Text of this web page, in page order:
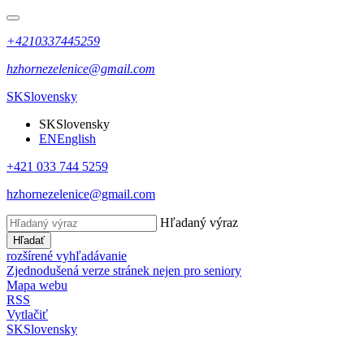
+4210337445259
hzhornezelenice@gmail.com
SKSlovensky
SKSlovensky
ENEnglish
+421 033 744 5259
hzhornezelenice@gmail.com
Hľadaný výraz
Hľadať
rozšírené vyhľadávanie
Zjednodušená verze stránek nejen pro seniory
Mapa webu
RSS
Vytlačiť
SKSlovensky